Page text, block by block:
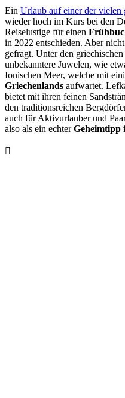
Ein Urlaub auf einer der vielen
wieder hoch im Kurs bei den
Reiselustige für einen
in 2022 entschieden. Aber
gefragt. Unter den
unbekanntere Juwelen, wie
Ionischen Meer, welche mit
Griechenlands aufwartet.
bietet mit ihren feinen
den traditionsreichen
auch für Aktivurlauber und
also als ein echterGeheimtipp